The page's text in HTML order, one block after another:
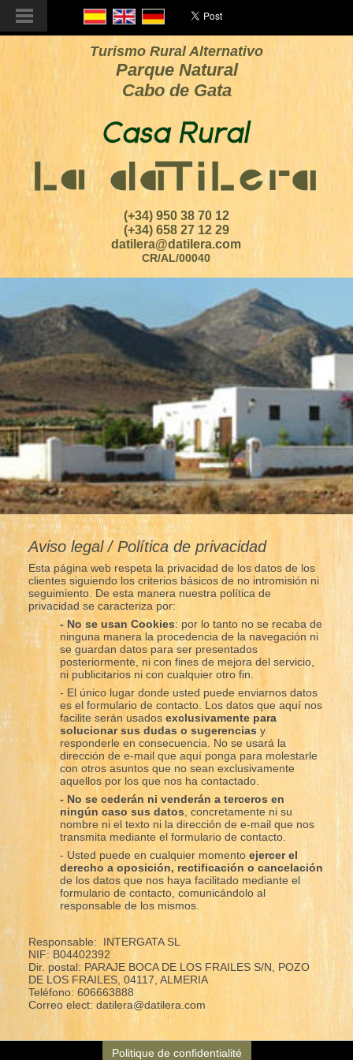
Turismo Rural Alternativo
Parque Natural
Cabo de Gata
(+34) 950 38 70 12
(+34) 658 27 12 29
datilera@datilera.com
CR/AL/00040
Aviso legal / Política de privacidad
Esta página web respeta la privacidad de los datos de los
clientes siguiendo los criterios básicos de no intromisión ni
seguimiento. De esta manera nuestra política de
privacidad se caracteriza por:
- No se usan Cookies: por lo tanto no se recaba de
ninguna manera la procedencia de la navegación ni
se guardan datos para ser presentados
posteriormente, ni con fines de mejora del servicio,
ni publicitarios ni con cualquier otro fin.
- El único lugar donde usted puede enviarnos datos
es el formulario de contacto. Los datos que aquí nos
facilite serán usados exclusivamente para
solucionar sus dudas o sugerenciasy
responderle en consecuencia. No se usará la
dirección de e-mail que aquí ponga para molestarle
con otros asuntos que no sean exclusivamente
aquellos por los que nos ha contactado.
- No se cederán ni venderán a terceros en
ningún caso sus datos , concretamente ni su
nombre ni el texto ni la dirección de e-mail que nos
transmita mediante el formulario de contacto.
- Usted puede en cualquier momento ejercer el
derecho a oposición, rectificación o cancelación
de los datos que nos haya facilitado mediante el
formulario de contacto, comunicándolo al
responsable de los mismos.
Responsable: INTERGATA SL
NIF: B04402392
Dir. postal: PARAJE BOCA DE LOS FRAILES S/N, POZO
DE LOS FRAILES, 04117, ALMERIA
Teléfono: 606663888
Correo elect: datilera@datilera.com
Politique de confidentialité